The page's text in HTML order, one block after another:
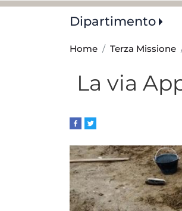
Main
navigation
Dipartimento
Home Terza Missione
La via